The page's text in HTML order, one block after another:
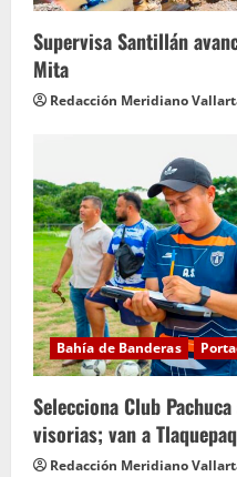
Supervisa Santillán
Mita
Redacción Meridiano
Bahía de Banderas
Selecciona Club
visorias; van a
Redacción Meridiano